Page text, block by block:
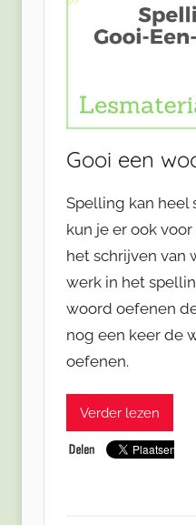
Gooi een
Spelling kan heel
kun je er ook
het schrijven van
werk in het
woord oefenen
nog een keer de
oefenen.
Verder lezen